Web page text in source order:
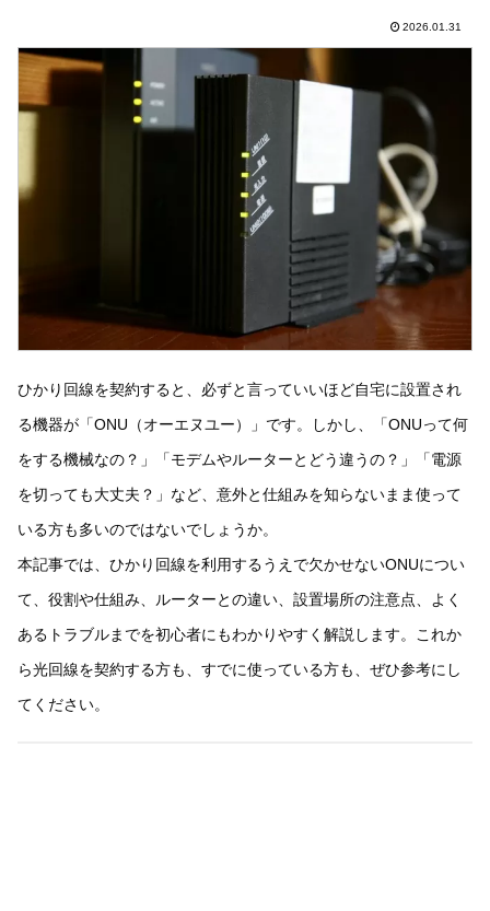
2026.01.31
ひかり回線を契約すると、必ずと言っていいほど自宅に設置され
る機器が「ONU（オーエヌユー）」です。しかし、「ONUって何
をする機械なの？」「モデムやルーターとどう違うの？」「電源
を切っても大丈夫？」など、意外と仕組みを知らないまま使って
いる方も多いのではないでしょうか。
本記事では、ひかり回線を利用するうえで欠かせないONUについ
て、役割や仕組み、ルーターとの違い、設置場所の注意点、よく
あるトラブルまでを初心者にもわかりやすく解説します。これか
ら光回線を契約する方も、すでに使っている方も、ぜひ参考にし
てください。